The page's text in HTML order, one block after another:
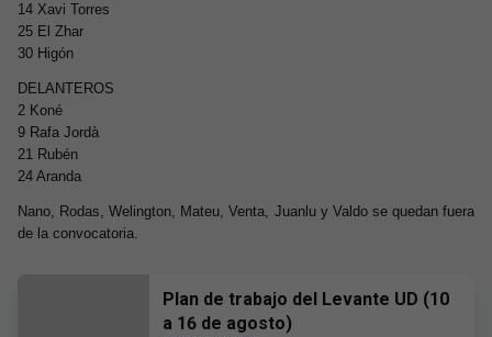
14 Xavi Torres
25 El Zhar
30 Higón
DELANTEROS
2 Koné
9 Rafa Jordà
21 Rubén
24 Aranda
Nano, Rodas, Welington, Mateu, Venta, Juanlu y Valdo se quedan fuera
de la convocatoria.
Plan de trabajo del Levante UD (10
a 16 de agosto)